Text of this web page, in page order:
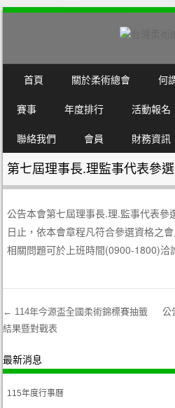
MENU
SKIP TO CONTENT
首頁 關於柔術總會 何
賽事 年度排行 活動報名
聯絡我們 會員 財務資訊
第七屆理事長.理監事代表參
公告本會第七屆理事長.理.監事代表
日止，依本會章程凡符合參選資格之
相關問題可於上班時間(0900-1800)
Post navigation
← 114年今源盃全國柔術錦標賽抽籤
結果暨對戰表
公
最新消息
115年度行事曆